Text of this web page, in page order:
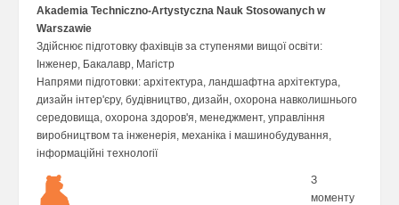
Akademia Techniczno-Artystyczna Nauk Stosowanych w
Warszawie
Здійснює підготовку фахівців за ступенями вищої освіти:
Інженер, Бакалавр, Магістр
Напрями підготовки: архітектура, ландшафтна архітектура,
дизайн інтер'єру, будівництво, дизайн, oхорона навколишнього
середовища, oхорона здоров'я, менеджмент, управління
виробництвом та інженерія, механіка і машинобудування,
iнформаційні технології
З
моменту